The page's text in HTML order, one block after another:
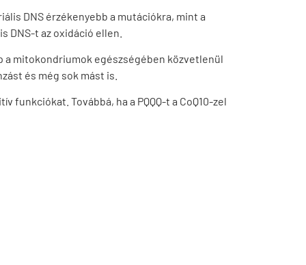
DNS érzékenyebb a mutációkra, mint a
DNS-t az oxidáció ellen.
a mitokondriumok egészségében közvetlenül
és még sok mást is.
funkciókat. Továbbá, ha a PQQQ-t a CoQ10-zel